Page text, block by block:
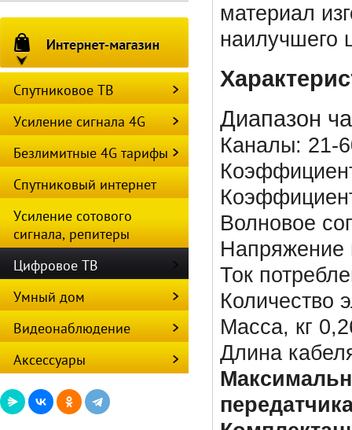
материал
наилучшего
Диапазон
Каналы: 21-
Волновое
Напряжение
Ток
Количество
Масса, кг
Длина
Спутниковое ТВ
Усиление сигнала 4G
Безлимитные 4G тарифы
Спутниковый интернет
Усиление сотового
сигнала, репитеры
Цифровое ТВ
Умный дом
Видеонаблюдение
Аксессуары